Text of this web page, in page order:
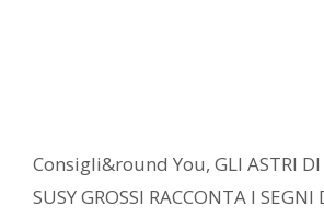
Categorie
Consigli&round You, GLI ASTRI DI
SUSY GROSSI RACCONTA I